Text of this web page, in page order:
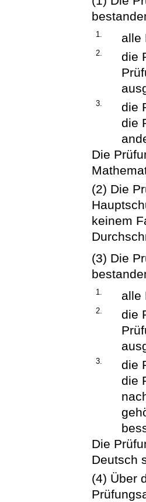
1. alle
2.
die
3.
die
die
Die
(2) Die
keinem
(3) Die
1. alle
2.
die
3.
die
die
Die
Deutsch
(4) Über